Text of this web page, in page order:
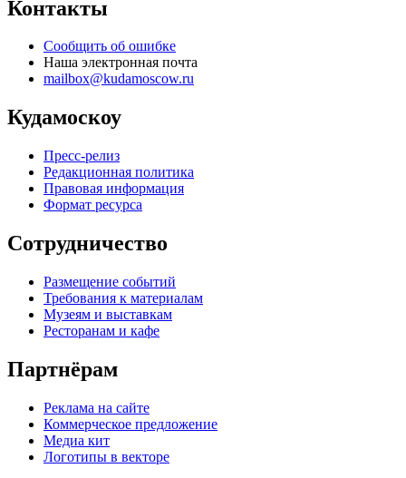
Контакты
Сообщить об ошибке
Наша электронная почта
mailbox@kudamoscow.ru
Кудамоскоу
Пресс-релиз
Редакционная политика
Правовая информация
Формат ресурса
Сотрудничество
Размещение событий
Требования к материалам
Музеям и выставкам
Ресторанам и кафе
Партнёрам
Реклама на сайте
Коммерческое предложение
Медиа кит
Логотипы в векторе